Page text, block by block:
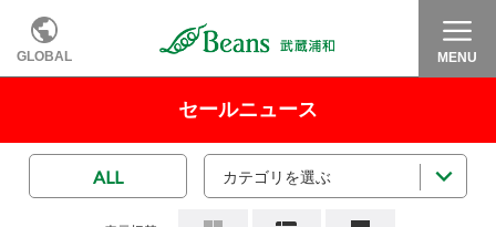
GLOBAL MENU
セールニュース
カテゴリを選ぶ
ALL